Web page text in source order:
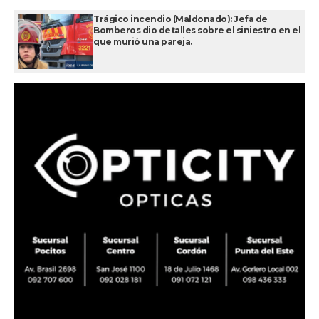
Trágico incendio (Maldonado): Jefa de
Bomberos dio detalles sobre el siniestro en el
que murió una pareja.